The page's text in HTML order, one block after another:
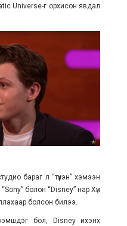
Universe-г орхисон явдал
бараг л “түүхэн” хэмээн
болон “Disney” нар Хүн
болсон билээ.
бол, Disney ихэнх